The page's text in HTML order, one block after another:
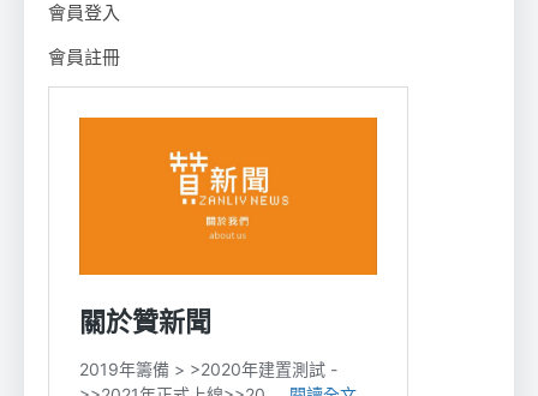
會員登入
會員註冊